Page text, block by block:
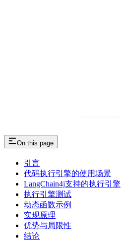
On this page
引言
代码执行引擎的使用场景
LangChain4j支持的执行引擎
执行引擎测试
动态函数示例
实现原理
优势与局限性
结论